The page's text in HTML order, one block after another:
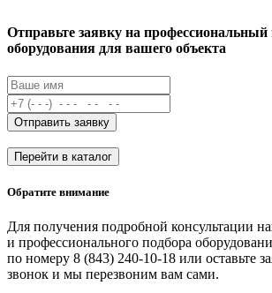
Отправьте заявку на профессиональный
оборудования для вашего объекта
Отправить заявку
Перейти в каталог
Обратите внимание
Для получения подробной консультации
и профессионального подбора
по номеру 8 (843) 240-10-18 или оставьте
звонок и мы перезвоним вам сами.